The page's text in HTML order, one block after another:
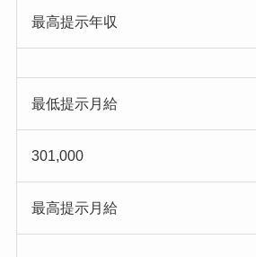
最高提示年収
最低提示月給
301,000
最高提示月給